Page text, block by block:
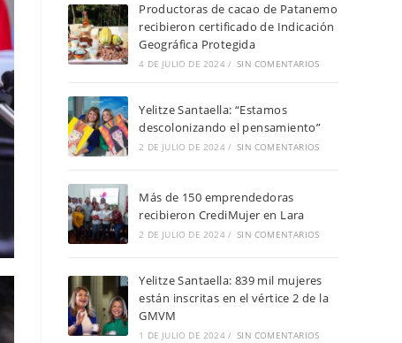
Productoras de cacao de Patanemo
recibieron certificado de Indicación
Geográfica Protegida
4 DE JULIO DE 2024 / SIN COMENTARIOS
Yelitze Santaella: “Estamos
descolonizando el pensamiento”
2 DE JULIO DE 2024 / SIN COMENTARIOS
Más de 150 emprendedoras
recibieron CrediMujer en Lara
2 DE JULIO DE 2024 / SIN COMENTARIOS
Yelitze Santaella: 839 mil mujeres
están inscritas en el vértice 2 de la
GMVM
1 DE JULIO DE 2024 / SIN COMENTARIOS